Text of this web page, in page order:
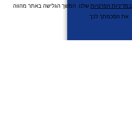
במדיניות הפרטיות שלנו. המשך הגלישה באתר מהווה
את הסכמתך לכך.